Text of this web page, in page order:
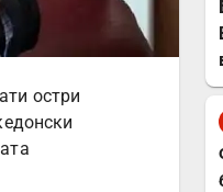
остри